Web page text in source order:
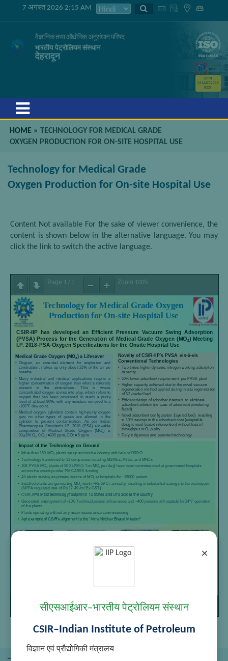
×
सीएसआईआर–भारतीय पेट्रोलियम संस्थान
CSIR–Indian Institute of Petroleum
विज्ञान एवं प्रौद्योगिकी मंत्रालय
7 अगस्त 2026 2:15 AM
वैज्ञानिक तथा औद्योगिक अनुसंधान परिषद
भारतीय पेट्रोलियम संस्थान
देहरादून
GSTIN
05AAATC2716
R2ZK
HOME »TECHNOLOGY FOR MEDICAL GRADE
OXYGEN PRODUCTION FOR ON-SITE HOSPITAL USE
Technology for Medical Grade
Oxygen Production for On-site Hospital Use
Content Not available For the sake of viewer convenience, the
content is shown below in the alternative language. You may
click the link to switch the active language.
Page 1 / 1 Zoom 100%
Page1/1 Zoom100%